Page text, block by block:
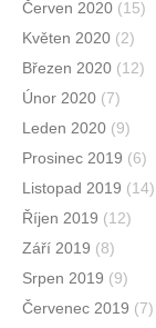
Červen 2020 (15)
Květen 2020 (2)
Březen 2020 (12)
Únor 2020 (7)
Leden 2020 (9)
Prosinec 2019 (6)
Listopad 2019 (14)
Říjen 2019 (12)
Září 2019 (8)
Srpen 2019 (9)
Červenec 2019 (7)